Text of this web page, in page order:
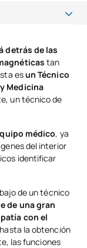
detrás de las
tan
esun Técnico
Medicina
un técnico de
médico, ya
del interior
identificar
de un técnico
de una gran
con el
la obtención
las funciones